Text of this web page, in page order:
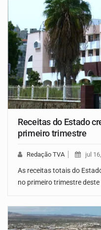
Receitas do Estado
primeiro trimestre
Redação TVA jul
As receitas totais do
no primeiro trimestre